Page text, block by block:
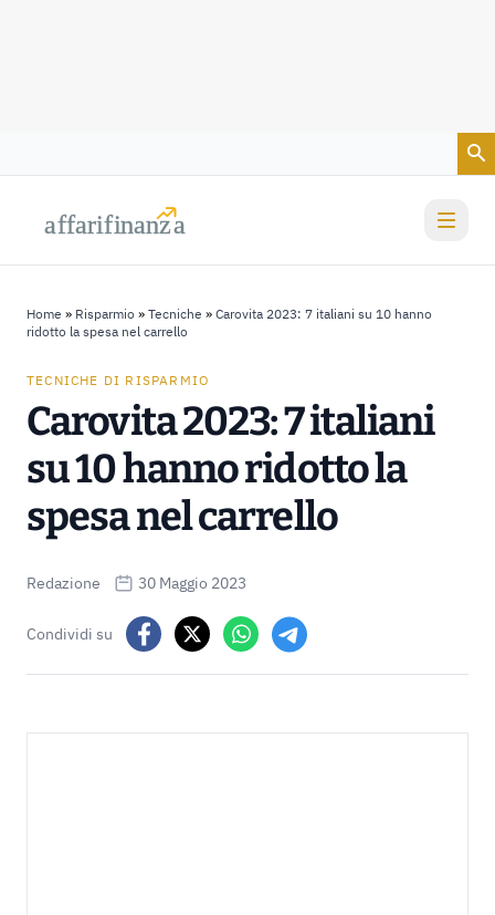
affarifinanza
affarifinanza
Home » Risparmio » Tecniche » Carovita 2023: 7 italiani su 10 hanno
ridotto la spesa nel carrello
TECNICHE DI RISPARMIO
Carovita 2023: 7 italiani
su 10 hanno ridotto la
spesa nel carrello
Redazione 30 Maggio 2023
Condividi su